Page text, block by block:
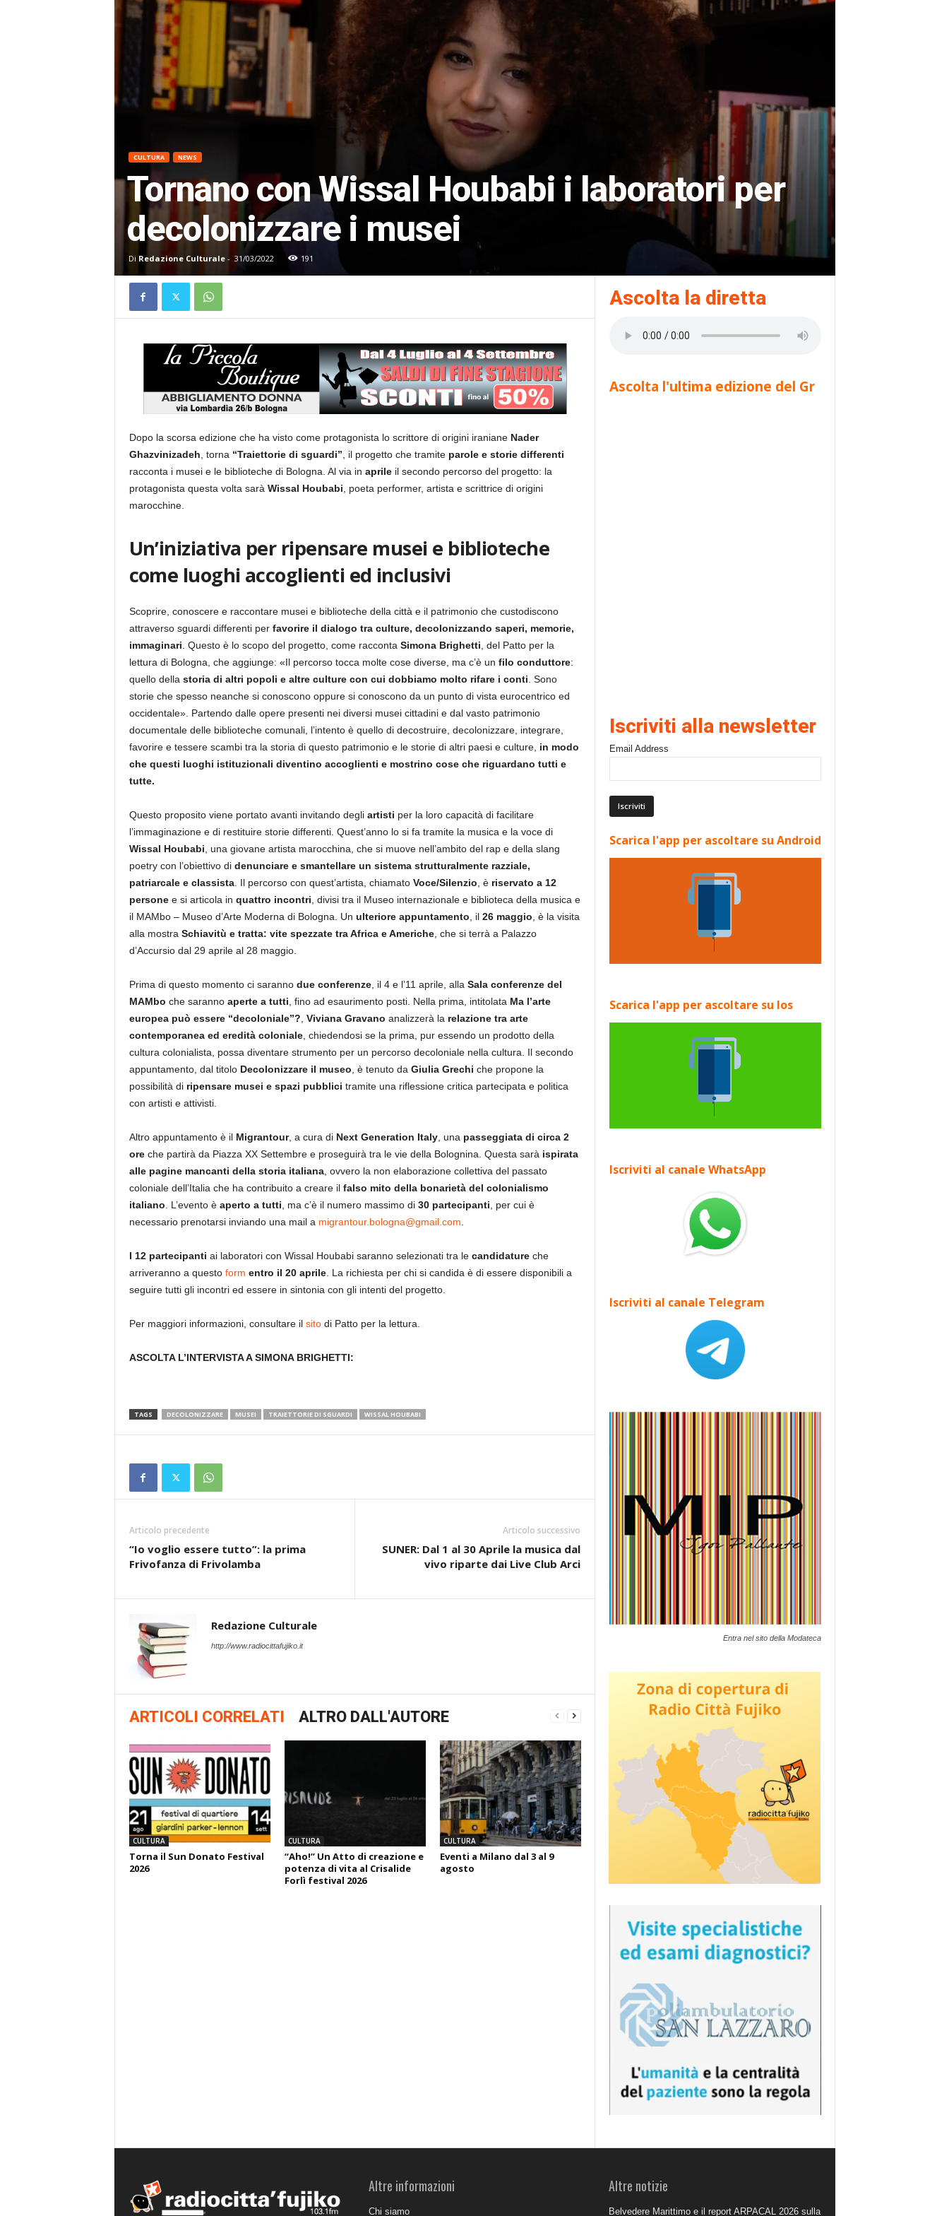
CULTURA NEWS
Tornano con Wissal Houbabi i laboratori per
decolonizzare i musei
Di Redazione Culturale- 31/03/2022 191
Dopo la scorsa edizione che ha visto come protagonista lo scrittore di origini iraniane Nader
Ghazvinizadeh , torna “Traiettorie di sguardi” , il progetto che tramite parole e storie differenti
racconta i musei e le biblioteche di Bologna. Al via in aprileil secondo percorso del progetto: la
protagonista questa volta sarà Wissal Houbabi , poeta performer, artista e scrittrice di origini
marocchine.
Un’iniziativa per ripensare musei e biblioteche
come luoghi accoglienti ed inclusivi
Scoprire, conoscere e raccontare musei e biblioteche della città e il patrimonio che custodiscono
attraverso sguardi differenti per favorire il dialogo tra culture, decolonizzando saperi, memorie,
immaginari . Questo è lo scopo del progetto, come racconta Simona Brighetti , del Patto per la
lettura di Bologna, che aggiunge: «Il percorso tocca molte cose diverse, ma c’è un filo conduttore:
quello della storia di altri popoli e altre culture con cui dobbiamo molto rifare i conti . Sono
storie che spesso neanche si conoscono oppure si conoscono da un punto di vista eurocentrico ed
occidentale». Partendo dalle opere presenti nei diversi musei cittadini e dal vasto patrimonio
documentale delle biblioteche comunali, l’intento è quello di decostruire, decolonizzare, integrare,
favorire e tessere scambi tra la storia di questo patrimonio e le storie di altri paesi e culture, in modo
che questi luoghi istituzionali diventino accoglienti e mostrino cose che riguardano tutti e
tutte.
Questo proposito viene portato avanti invitando degli artisti per la loro capacità di facilitare
l’immaginazione e di restituire storie differenti. Quest’anno lo si fa tramite la musica e la voce di
Wissal Houbabi , una giovane artista marocchina, che si muove nell’ambito del rap e della slang
poetry con l’obiettivo di denunciare e smantellare un sistema strutturalmente razziale,
patriarcale e classista. Il percorso con quest’artista, chiamato Voce/Silenzio , è riservato a 12
personee si articola in quattro incontri , divisi tra il Museo internazionale e biblioteca della musica e
il MAMbo – Museo d’Arte Moderna di Bologna. Un ulteriore appuntamento , il 26 maggio , è la visita
alla mostra Schiavitù e tratta: vite spezzate tra Africa e Americhe, che si terrà a Palazzo
d’Accursio dal 29 aprile al 28 maggio.
Prima di questo momento ci saranno due conferenze, il 4 e l’11 aprile, alla Sala conferenze del
MAMbo che saranno aperte a tutti , fino ad esaurimento posti. Nella prima, intitolata Ma l’arte
europea può essere “decoloniale”? Viviana Gravano analizzerà la relazione tra arte
contemporanea ed eredità coloniale, chiedendosi se la prima, pur essendo un prodotto della
cultura colonialista, possa diventare strumento per un percorso decoloniale nella cultura. Il secondo
appuntamento, dal titolo Decolonizzare il museo , è tenuto da Giulia Grechi che propone la
possibilità di ripensare musei e spazi pubblici tramite una riflessione critica partecipata e politica
con artisti e attivisti.
Altro appuntamento è il Migrantour, a cura di Next Generation Italy, una passeggiata di circa 2
oreche partirà da Piazza XX Settembre e proseguirà tra le vie della Bolognina. Questa sarà ispirata
alle pagine mancanti della storia italiana, ovvero la non elaborazione collettiva del passato
coloniale dell’Italia che ha contribuito a creare il falso mito della bonarietà del colonialismo
italiano . L’evento è aperto a tutti , ma c’è il numero massimo di 30 partecipanti , per cui è
necessario prenotarsi inviando una mail a migrantour.bologna@gmail.com
I 12 partecipanti ai laboratori con Wissal Houbabi saranno selezionati tra le candidatureche
arriveranno a questo form entro il 20 aprile. La richiesta per chi si candida è di essere disponibili a
seguire tutti gli incontri ed essere in sintonia con gli intenti del progetto.
Per maggiori informazioni, consultare il sitodi Patto per la lettura.
ASCOLTA L’INTERVISTA A SIMONA BRIGHETTI:
TAGS DECOLONIZZARE MUSEI TRAIETTORIE DI SGUARDI WISSAL HOUBABI
Articolo precedente
“Io voglio essere tutto”: la prima
Frivofanza di Frivolamba
Articolo successivo
SUNER: Dal 1 al 30 Aprile la musica dal
vivo riparte dai Live Club Arci
Redazione Culturale
http://www.radiocittafujiko.it
ARTICOLI CORRELATI ALTRO DALL'AUTORE
CULTURA
Torna il Sun Donato Festival
2026
CULTURA
“Aho!” Un Atto di creazione e
potenza di vita al Crisalide
Forlì festival 2026
CULTURA
Eventi a Milano dal 3 al 9
agosto
Ascolta la diretta
Ascolta l'ultima edizione del Gr
Iscriviti alla newsletter
Email Address
Scarica l'app per ascoltare su Android
Scarica l'app per ascoltare su Ios
Iscriviti al canale WhatsApp
Iscriviti al canale Telegram
Entra nel sito della Modateca
Altre informazioni
Chi siamo
Altre notizie
Belvedere Marittimo e il report ARPACAL 2026 sulla